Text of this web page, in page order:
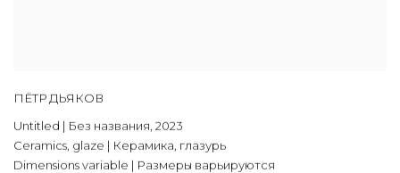
ПЁТР ДЬЯКОВ
Untitled | Без названия, 2023
Ceramics, glaze | Керамика, глазурь
Dimensions variable | Размеры варьируются